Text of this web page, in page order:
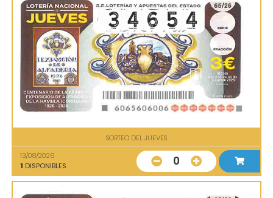
SORTEO DEL JUEVES
13/08/2026
1 DISPONIBLES 0